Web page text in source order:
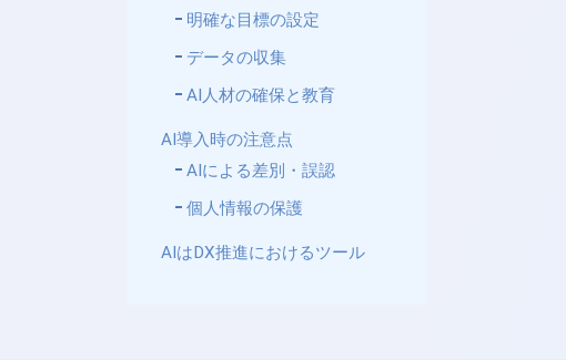
明確な目標の設定
データの収集
AI人材の確保と教育
AI導入時の注意点
AIによる差別・誤認
個人情報の保護
AIはDX推進におけるツール